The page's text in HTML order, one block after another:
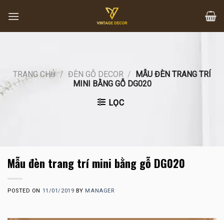
content
TRANG CHỦ / ĐÈN GỖ DECOR /
MẪU ĐÈN TRANG TRÍ
MINI BẰNG GỖ DG020
LỌC
Mẫu đèn trang trí mini bằng gỗ DG020
POSTED ON 11/01/2019 BY MANAGER